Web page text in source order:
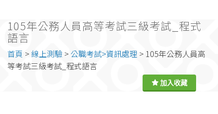
105年公務人員高等考試三級考試_程式
語言
首頁 >線上測驗 > 公職考試>資訊處理 > 105年公務人員高
等考試三級考試_程式語言